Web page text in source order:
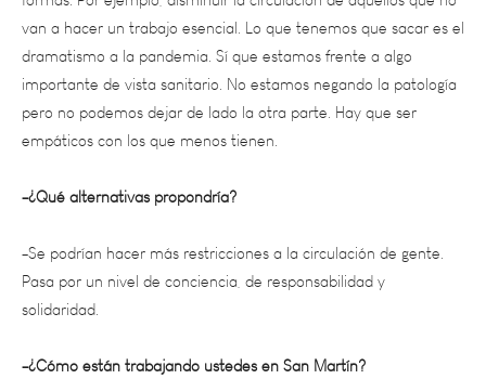
dramatismo a la pandemia. Sí que estamos frente a algo
importante de vista sanitario. No estamos negando la patología
pero no podemos dejar de lado la otra parte. Hay que ser
empáticos con los que menos tienen.
-¿Qué alternativas propondría?
-Se podrían hacer más restricciones a la circulación de gente.
Pasa por un nivel de conciencia, de responsabilidad y
solidaridad.
-¿Cómo están trabajando ustedes en San Martín?